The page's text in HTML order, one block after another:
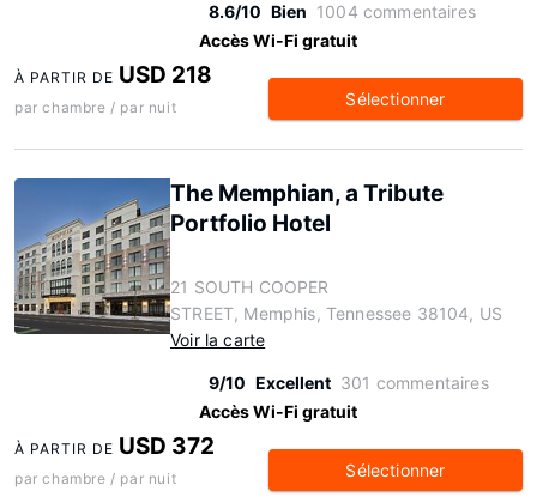
8.6/10 Bien 1004 commentaires
Accès Wi-Fi gratuit
À PARTIR DE USD 218
par chambre / par nuit Sélectionner
The Memphian, a Tribute
Portfolio Hotel
21 SOUTH COOPER
STREET, Memphis, Tennessee 38104, US
Voir la carte
9/10 Excellent 301 commentaires
Accès Wi-Fi gratuit
À PARTIR DE USD 372
par chambre / par nuit Sélectionner